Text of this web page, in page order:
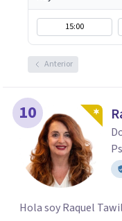
15:00
Anterior
10
Hola soy Raquel Tawil. Tengo más de treinta